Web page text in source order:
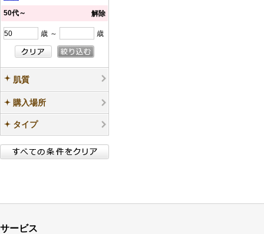
50代～
解除
歳 ～ 歳
肌質
購入場所
タイプ
サービス